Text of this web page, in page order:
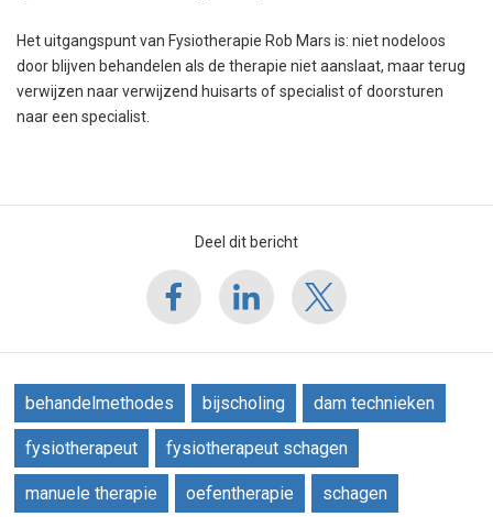
Het uitgangspunt van Fysiotherapie Rob Mars is: niet nodeloos
door blijven behandelen als de therapie niet aanslaat, maar terug
verwijzen naar verwijzend huisarts of specialist of doorsturen
naar een specialist.
Deel dit bericht
behandelmethodes bijscholing dam technieken
fysiotherapeut fysiotherapeut schagen
manuele therapie oefentherapie schagen